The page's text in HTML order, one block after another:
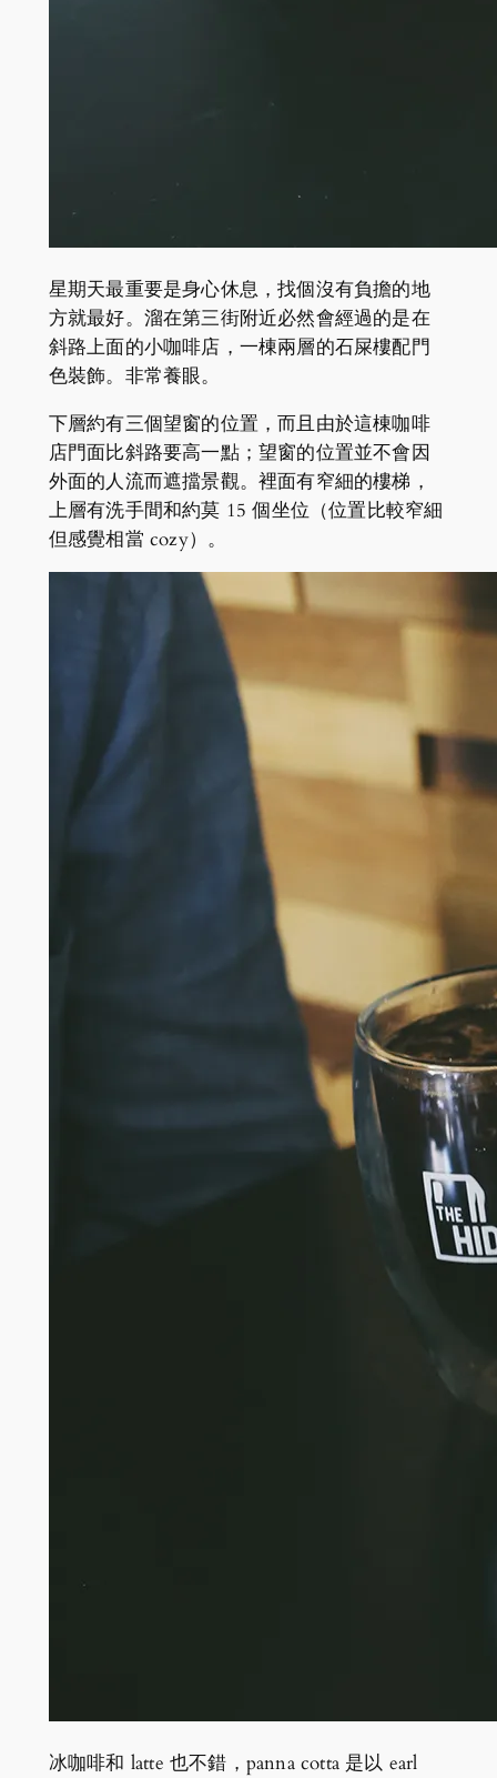
星期天最重要是身心休息，找個沒有負擔的地
方就最好。溜在第三街附近必然會經過的是在
斜路上面的小咖啡店，一棟兩層的石屎樓配門
色裝飾。非常養眼。
下層約有三個望窗的位置，而且由於這棟咖啡
店門面比斜路要高一點；望窗的位置並不會因
外面的人流而遮擋景觀。裡面有窄細的樓梯，
上層有洗手間和約莫 15 個坐位（位置比較窄細
但感覺相當 cozy）。
冰咖啡和 latte 也不錯，panna cotta 是以 earl